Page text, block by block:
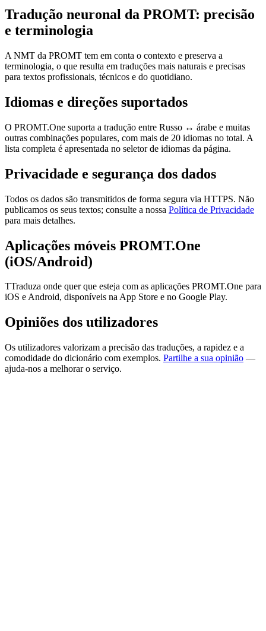
Tradução neuronal da PROMT: precisão
e terminologia
A NMT da PROMT tem em conta o contexto e preserva a
terminologia, o que resulta em traduções mais naturais e precisas
para textos profissionais, técnicos e do quotidiano.
Idiomas e direções suportados
O PROMT.One suporta a tradução entre Russo ↔ árabe e muitas
outras combinações populares, com mais de 20 idiomas no total. A
lista completa é apresentada no seletor de idiomas da página.
Privacidade e segurança dos dados
Todos os dados são transmitidos de forma segura via HTTPS. Não
publicamos os seus textos; consulte a nossa Política de Privacidade
para mais detalhes.
Aplicações móveis PROMT.One
(iOS/Android)
TTraduza onde quer que esteja com as aplicações PROMT.One para
iOS e Android, disponíveis na App Store e no Google Play.
Opiniões dos utilizadores
Os utilizadores valorizam a precisão das traduções, a rapidez e a
comodidade do dicionário com exemplos. Partilhe a sua opinião —
ajuda-nos a melhorar o serviço.